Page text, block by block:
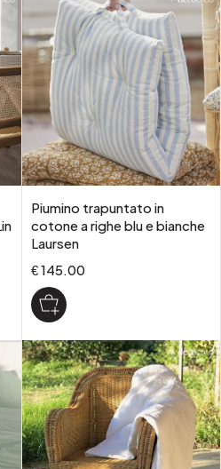
Piumino trapuntato in
cotone a righe blu e bianche
Laursen
€ 145.00